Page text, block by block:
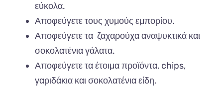
εύκολα.
Αποφεύγετε τους χυμούς εμπορίου.
Αποφεύγετε τα ζαχαρούχα αναψυκτικά και
σοκολατένια γάλατα.
Αποφεύγετε τα έτοιμα προϊόντα, chips,
γαριδάκια και σοκολατένια είδη.